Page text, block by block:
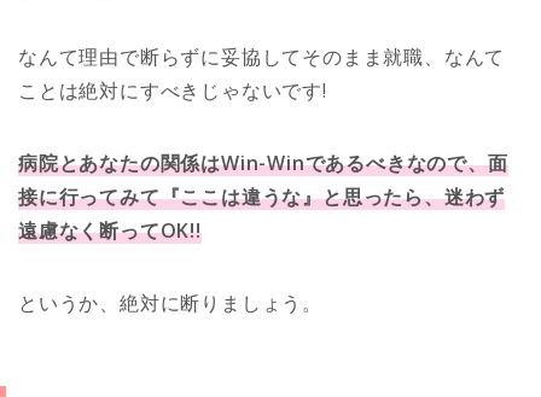
なんて理由で断らずに妥協してそのまま就職、なんて
ことは絶対にすべきじゃないです!
病院とあなたの関係はWin-Winであるべきなので、面
接に行ってみて『ここは違うな』と思ったら、迷わず
遠慮なく断ってOK!!
というか、絶対に断りましょう。